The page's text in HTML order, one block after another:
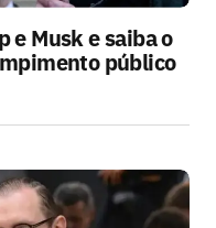
e Musk e saiba o
público